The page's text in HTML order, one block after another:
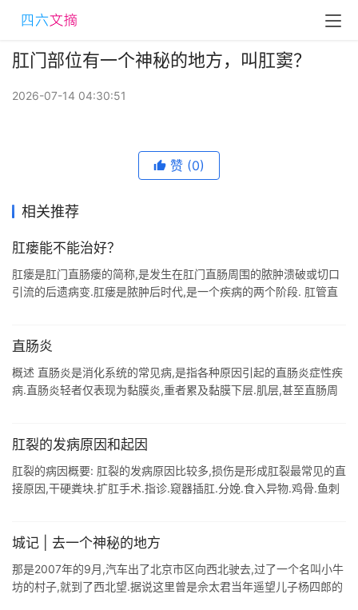
肛门部位有一个神秘的地方，叫肛窦？
2026-07-14 04:30:51
赞 (0)
相关推荐
肛瘘能不能治好？
肛瘘是肛门直肠瘘的简称,是发生在肛门直肠周围的脓肿溃破或切口
引流的后遗病变.肛瘘是脓肿后时代,是一个疾病的两个阶段. 肛管直
直肠炎
概述 直肠炎是消化系统的常见病,是指各种原因引起的直肠炎症性疾
病.直肠炎轻者仅表现为黏膜炎,重者累及黏膜下层.肌层,甚至直肠周
肛裂的发病原因和起因
肛裂的病因概要: 肛裂的发病原因比较多,损伤是形成肛裂最常见的直
接原因,干硬粪块.扩肛手术.指诊.窥器插肛.分娩.食入异物.鸡骨.鱼刺
城记 | 去一个神秘的地方
那是2007年的9月,汽车出了北京市区向西北驶去,过了一个名叫小牛
坊的村子,就到了西北望.据说这里曾是佘太君当年遥望儿子杨四郎的